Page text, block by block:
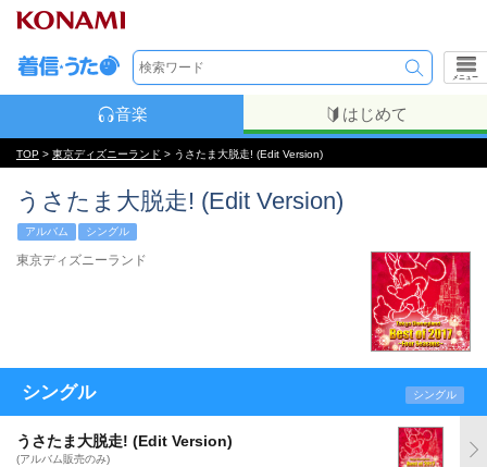
メニュー
音楽 はじめて
TOP > 東京ディズニーランド > うさたま大脱走! (Edit Version)
うさたま大脱走! (Edit Version)
アルバム シングル
東京ディズニーランド
シングル シングル
うさたま大脱走! (Edit Version)
(アルバム販売のみ)